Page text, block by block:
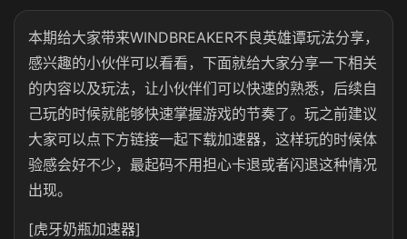
本期给大家带来WINDBREAKER不良英雄谭玩法分享，
感兴趣的小伙伴可以看看，下面就给大家分享一下相关
的内容以及玩法，让小伙伴们可以快速的熟悉，后续自
己玩的时候就能够快速掌握游戏的节奏了。玩之前建议
大家可以点下方链接一起下载加速器，这样玩的时候体
验感会好不少，最起码不用担心卡退或者闪退这种情况
出现。
[虎牙奶瓶加速器]